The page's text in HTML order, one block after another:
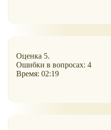
Оценка 5.
Ошибки в вопросах: 4
Время: 02:19